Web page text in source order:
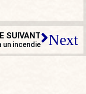
SUIVANT
incendie Next